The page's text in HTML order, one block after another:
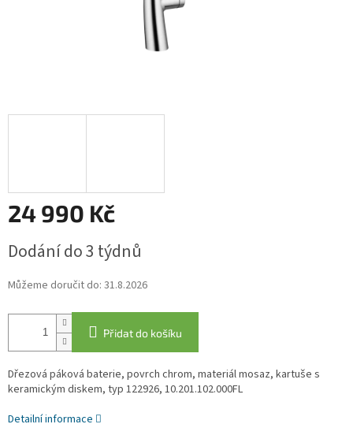
24 990 Kč
cena:
Dodání do 3 týdnů
Můžeme doručit do: 31.8.2026
Přidat do košíku
Dřezová páková baterie, povrch chrom, materiál mosaz, kartuše s
keramickým diskem, typ 122926, 10.201.102.000FL
Detailní informace